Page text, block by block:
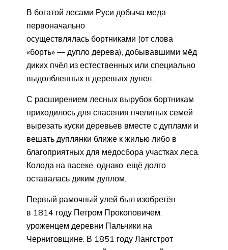
В богатой лесами Руси добыча меда
первоначально
осуществлялась бортниками (от слова
«борть» — дупло дерева), добывавшими мёд
диких пчёл из естественных или специально
выдолбленных в деревьях дупел.
С расширением лесных вырубок бортникам
приходилось для спасения пчелиных семей
вырезать куски деревьев вместе с дуплами и
вешать дуплянки ближе к жилью либо в
благоприятных для медосбора участках леса.
Колода на пасеке, однако, ещё долго
оставалась диким дуплом.
Первый рамочный улей был изобретён
в 1814 году Петром Прокоповичем,
уроженцем деревни Пальчики на
Черниговщине. В 1851 году Лангстрот